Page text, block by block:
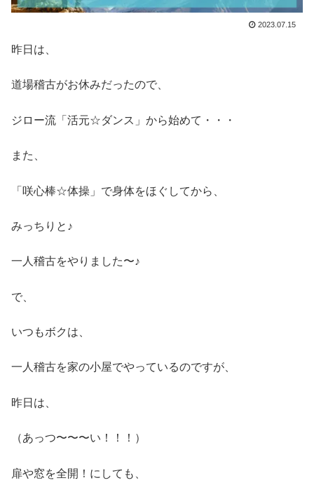
2023.07.15
昨日は、
道場稽古がお休みだったので、
ジロー流「活元☆ダンス」から始めて・・・
また、
「咲心棒☆体操」で身体をほぐしてから、
みっちりと♪
一人稽古をやりました〜♪
で、
いつもボクは、
一人稽古を家の小屋でやっているのですが、
昨日は、
（あっつ〜〜〜い！！！）
扉や窓を全開！にしても、